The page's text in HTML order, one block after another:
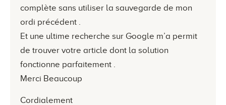
complète sans utiliser la sauvegarde de mon
ordi précédent .
Et une ultime recherche sur Google m’a permit
de trouver votre article dont la solution
fonctionne parfaitement .
Merci Beaucoup
Cordialement